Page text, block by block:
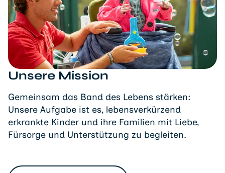
Unsere Mission
Gemeinsam das Band des Lebens stärken:
Unsere Aufgabe ist es, lebensverkürzend
erkrankte Kinder und ihre Familien mit Liebe,
Fürsorge und Unterstützung zu begleiten.